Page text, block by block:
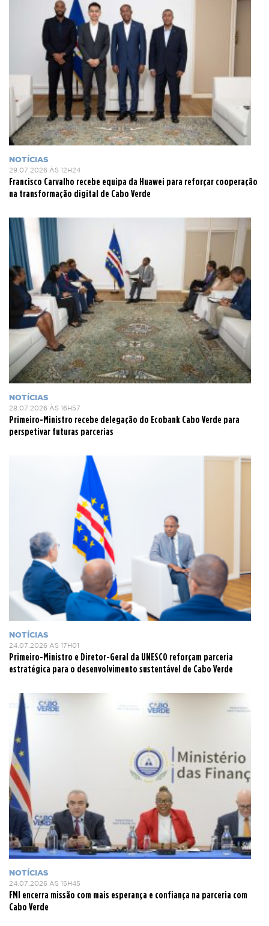
NOTÍCIAS
29.07.2026 ÀS 12H24
Francisco Carvalho recebe equipa da Huawei para reforçar cooperação
na transformação digital de Cabo Verde
NOTÍCIAS
28.07.2026 ÀS 16H57
Primeiro-Ministro recebe delegação do Ecobank Cabo Verde para
perspetivar futuras parcerias
NOTÍCIAS
24.07.2026 ÀS 17H01
Primeiro-Ministro e Diretor-Geral da UNESCO reforçam parceria
estratégica para o desenvolvimento sustentável de Cabo Verde
NOTÍCIAS
24.07.2026 ÀS 15H45
FMI encerra missão com mais esperança e confiança na parceria com
Cabo Verde